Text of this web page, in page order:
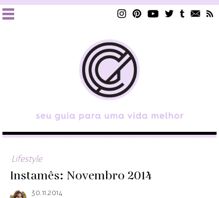
Lifestyle
Instamês: Novembro 2014
30.11.2014